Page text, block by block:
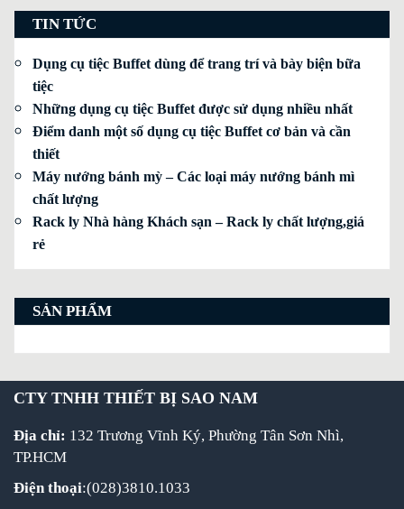
TIN TỨC
Dụng cụ tiệc Buffet dùng để trang trí và bày biện bữa
tiệc
Những dụng cụ tiệc Buffet được sử dụng nhiều nhất
Điểm danh một số dụng cụ tiệc Buffet cơ bản và cần
thiết
Máy nướng bánh mỳ – Các loại máy nướng bánh mì
chất lượng
Rack ly Nhà hàng Khách sạn – Rack ly chất lượng,giá
rẻ
SẢN PHẨM
CTY TNHH THIẾT BỊ SAO NAM
Địa chỉ: 132 Trương Vĩnh Ký, Phường Tân Sơn Nhì,
TP.HCM
Điện thoại:(028)3810.1033